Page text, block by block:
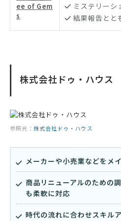
ee of Gem
s
ミステリーシ
結果報告とと
株式会社ドゥ・ハウス
参照元： 株式会社ドゥ・ハウス
メーカーや小売業などをメ
商品リニューアルのための
も柔軟に対応
時代の流れに合わせスキル